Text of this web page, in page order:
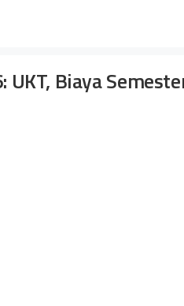
UKT, Biaya